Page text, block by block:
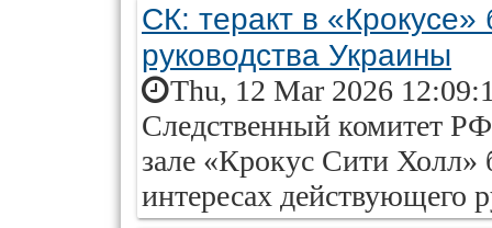
СК: теракт в
руководства Украины
Thu, 12 Mar 2026
Следственный комитет
зале «Крокус Сити Холл»
интересах действующего